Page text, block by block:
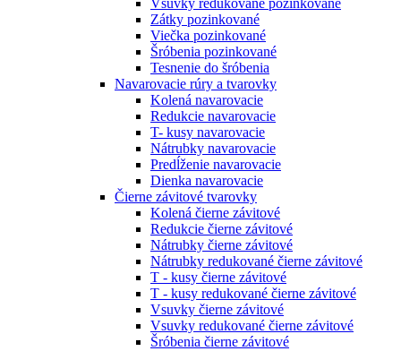
Vsuvky redukované pozinkované
Zátky pozinkované
Viečka pozinkované
Šróbenia pozinkované
Tesnenie do šróbenia
Navarovacie rúry a tvarovky
Kolená navarovacie
Redukcie navarovacie
T- kusy navarovacie
Nátrubky navarovacie
Predĺženie navarovacie
Dienka navarovacie
Čierne závitové tvarovky
Kolená čierne závitové
Redukcie čierne závitové
Nátrubky čierne závitové
Nátrubky redukované čierne závitové
T - kusy čierne závitové
T - kusy redukované čierne závitové
Vsuvky čierne závitové
Vsuvky redukované čierne závitové
Šróbenia čierne závitové